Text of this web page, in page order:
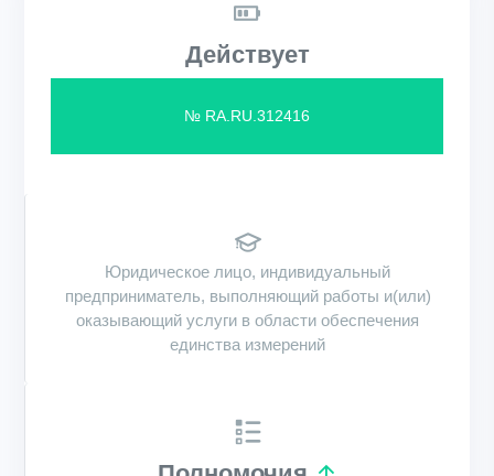
Действует
№ RA.RU.312416
Юридическое лицо, индивидуальный
предприниматель, выполняющий работы и(или)
оказывающий услуги в области обеспечения
единства измерений